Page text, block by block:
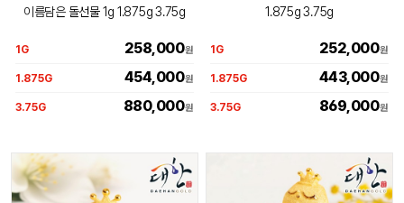
이름담은 돌선물 1g 1.875g 3.75g
1G 258,000원
1.875G 454,000원
3.75G 880,000원
1.875g 3.75g
1G 252,000원
1.875G 443,000원
3.75G 869,000원